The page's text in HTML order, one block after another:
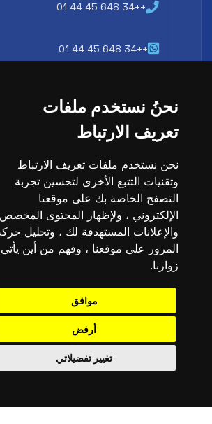
نحنُ نستخدم ملفات
تعريف الارتباط
نحن نستخدم ملفات تعريف الارتباط
وتقنيات التتبع الأخرى لتحسين تجربة
التصفح الخاصة بك على موقعنا
الإلكتروني ، ولإظهار المحتوى المخصص
والإعلانات المستهدفة لك ، وتحليل
المرور على موقعنا ، وفهم من أين يأتي
زوارنا.
موافق
أرفض
تغيير تفضيلاتي
++34 648 45 44 01
++34 648 45 44 01
Acreditaciones y alianzas
metodología y reconocimiento para
profesional del alumno y reforzar su
academias y entidades deportivas.
Spain Soccer Academy